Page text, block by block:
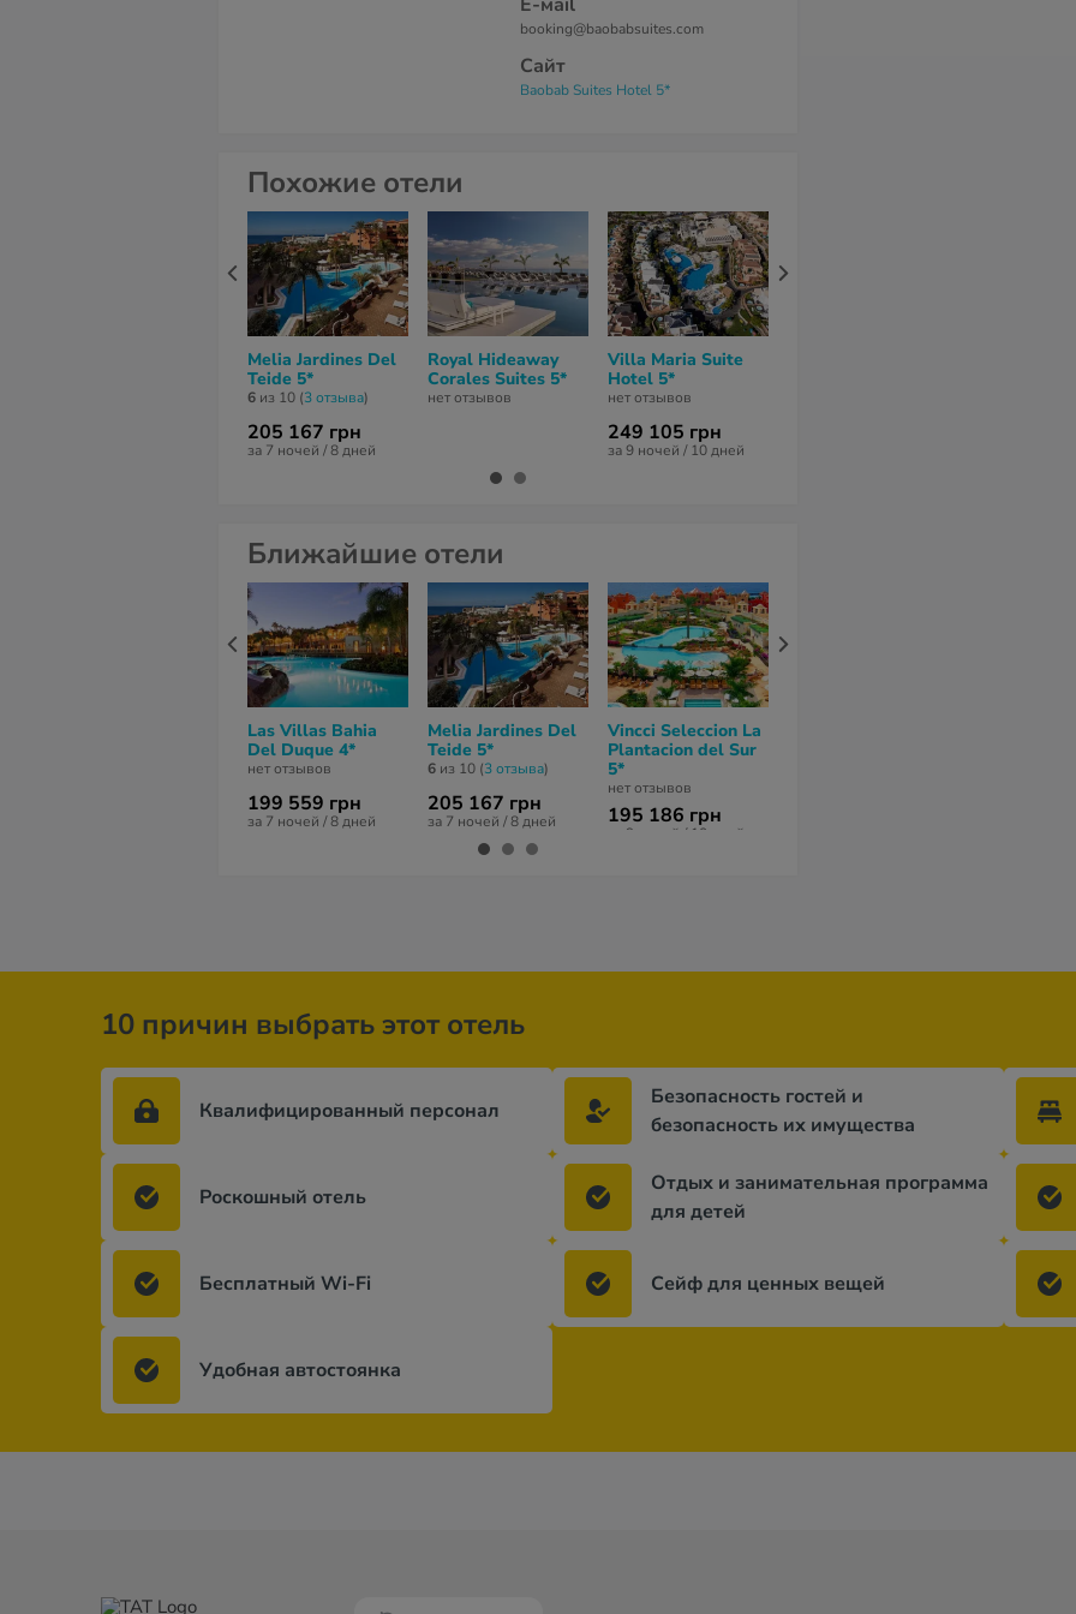
booking@baobabsuites.com
Сайт
Baobab Suites Hotel 5*
Похожие отели
Melia Jardines Del
Teide 5*
6 из 10 (3 отзывa)
205 167 грн
за 7 ночей / 8 дней
Royal Hideaway
Corales Suites 5*
нет отзывов
Villa Maria Suite
Hotel 5*
нет отзывов
249 105 грн
за 9 ночей / 10 дней
Ближайшие отели
Las Villas Bahia
Del Duque 4*
нет отзывов
199 559 грн
за 7 ночей / 8 дней
Melia Jardines Del
Teide 5*
6 из 10 (3 отзывa)
205 167 грн
за 7 ночей / 8 дней
Vincci Seleccion La
Plantacion del Sur
5*
нет отзывов
195 186 грн
за 9 ночей / 10 дней
10 причин выбрать этот отель
Квалифицированный персонал
Безопасность гостей и
безопасность их имущества
Роскошный отель
Отдых и занимательная программа
для детей
Бесплатный Wi-Fi Сейф для ценных вещей
Удобная автостоянка